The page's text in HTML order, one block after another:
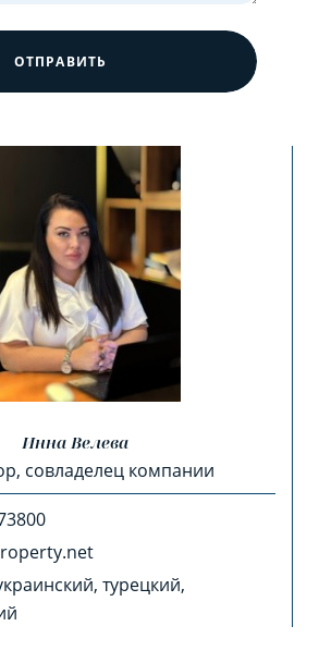
ОТПРАВИТЬ
Инна Велева
совладелец компании
турецкий,